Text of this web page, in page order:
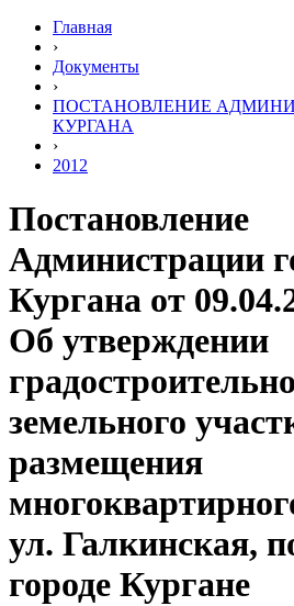
Главная
›
Документы
›
ПОСТАНОВЛЕНИЕ
КУРГАНА
›
2012
Постановление
Администрации
Кургана от
Об утверждении
земельного
размещения
ул. Галкинская,
городе Кургане